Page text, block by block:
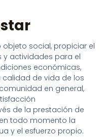
objeto social, propiciar el
actividades para el
económicas,
calidad de vida de los
en general,
de la prestación de
todo momento la
y el esfuerzo propio.